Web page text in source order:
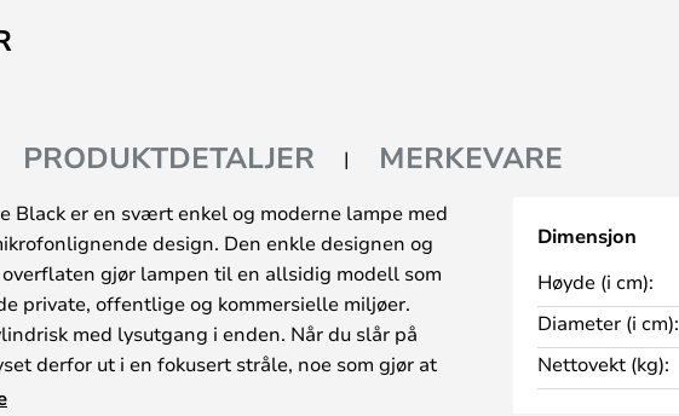
PRODUKTDETALJER MERKEVARE
Black er en svært enkel og moderne lampe med
design. Den enkle designen og
gjør lampen til en allsidig modell som
private, offentlige og kommersielle miljøer.
med lysutgang i enden. Når du slår på
derfor ut i en fokusert stråle, noe som gjør at
seg utmerket som spotbelysning.
Dimensjon
Høyde (i cm):
Diameter (i cm):
Nettovekt (kg):